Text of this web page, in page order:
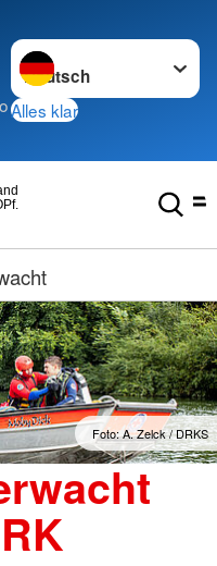
Sprache wechseln zu
Alles klar
Foto: A. Zelck / DRKS